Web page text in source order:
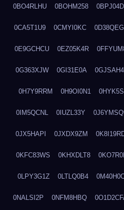
0BO4RLHU 0BOHM258
0CA5T1U9 0CMYI0KC
0E9GCHCU 0EZ05K4R
0G363XJW 0GI31E0A
0H7Y9RRM 0H9OI0N1
0IM5QCNL 0IUZL33Y
0JX5HAPI 0JXDX9ZM
0KFC83WS 0KHXDLT8
0LPY3G1Z 0LTLQ0B4
0NALSI2P 0NFM8HBQ